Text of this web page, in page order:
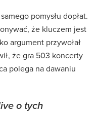
pomysłu dopłat.
że kluczem jest
argument przywołał
że gra 503 koncerty
polega na dawaniu
o tych